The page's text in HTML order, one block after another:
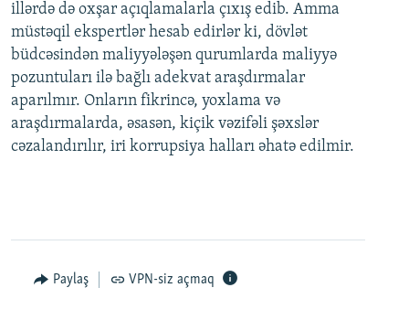
illərdə də oxşar açıqlamalarla çıxış edib. Amma
müstəqil ekspertlər hesab edirlər ki, dövlət
büdcəsindən maliyyələşən qurumlarda maliyyə
pozuntuları ilə bağlı adekvat araşdırmalar
aparılmır. Onların fikrincə, yoxlama və
araşdırmalarda, əsasən, kiçik vəzifəli şəxslər
cəzalandırılır, iri korrupsiya halları əhatə edilmir.
Paylaş VPN-siz açmaq